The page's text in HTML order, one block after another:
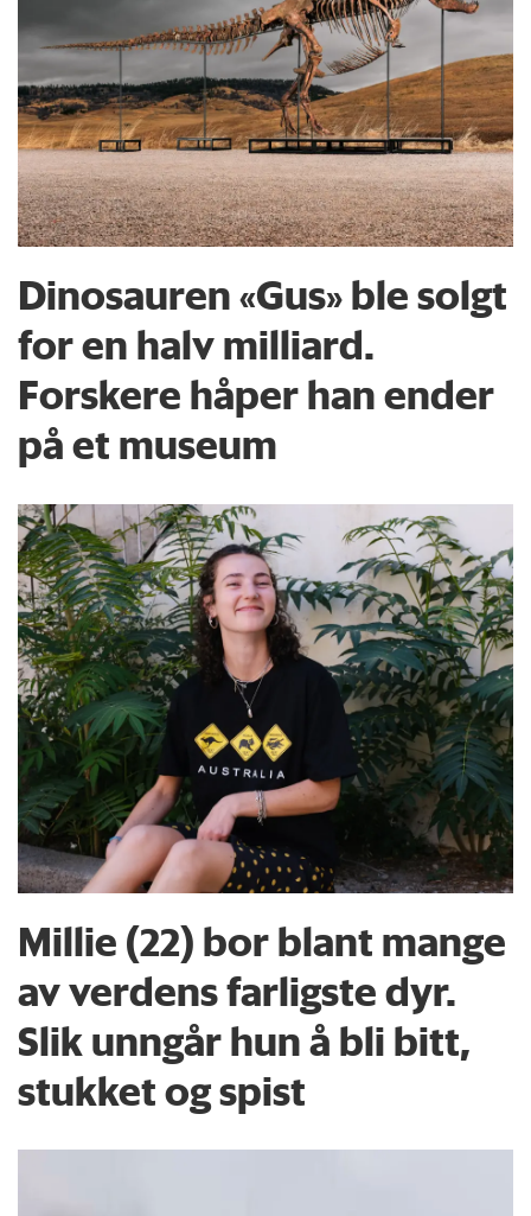
Dinosauren «Gus» ble solgt
for en halv milliard.
Forskere håper han ender
på et museum
Millie (22) bor blant mange
av verdens farligste dyr.
Slik unngår hun å bli bitt,
stukket og spist